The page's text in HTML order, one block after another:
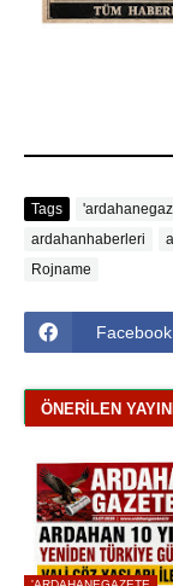
Tags
ardahanhaberleri
Rojname
Facebook
ÖNERILEN